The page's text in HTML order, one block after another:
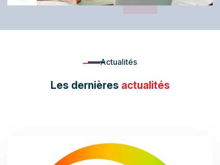
Actualités
Les dernières actualités